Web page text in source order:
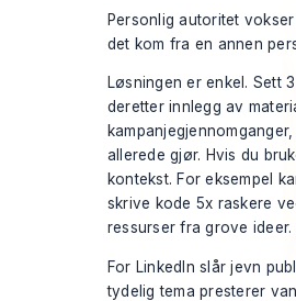
Personlig autoritet
det kom fra en annen
Løsningen er enkel. Sett
deretter innlegg av
allerede gjør. Hvis du
kontekst. For eksempel
skrive kode 5x raskere
ressurser fra grove ideer.
For LinkedIn slår jevn
tydelig tema presterer